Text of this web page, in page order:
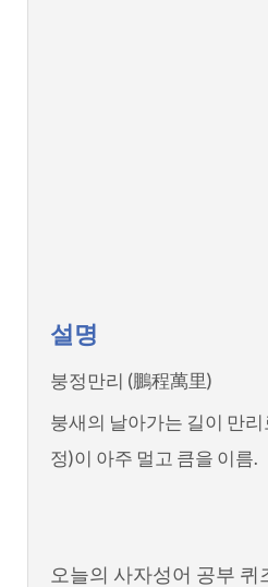
설명
붕정만리 (鵬程萬里)
붕새의 날아가는 길이 만
정)이 아주 멀고 큼을 이름.
오늘의 사자성어 공부 퀴